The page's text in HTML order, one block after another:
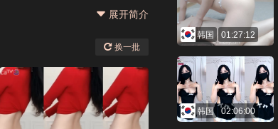
展开简介
换一批
韩国 01:27:12
韩国 02:06:00